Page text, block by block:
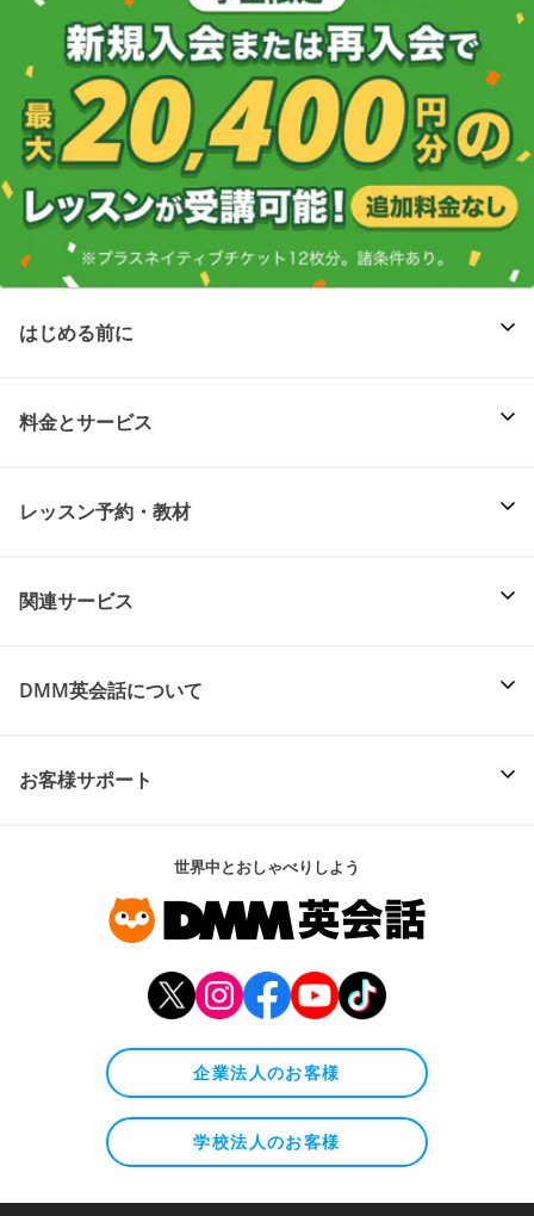
はじめる前に
料金とサービス
レッスン予約・教材
関連サービス
DMM英会話について
お客様サポート
世界中とおしゃべりしよう
企業法人のお客様
学校法人のお客様